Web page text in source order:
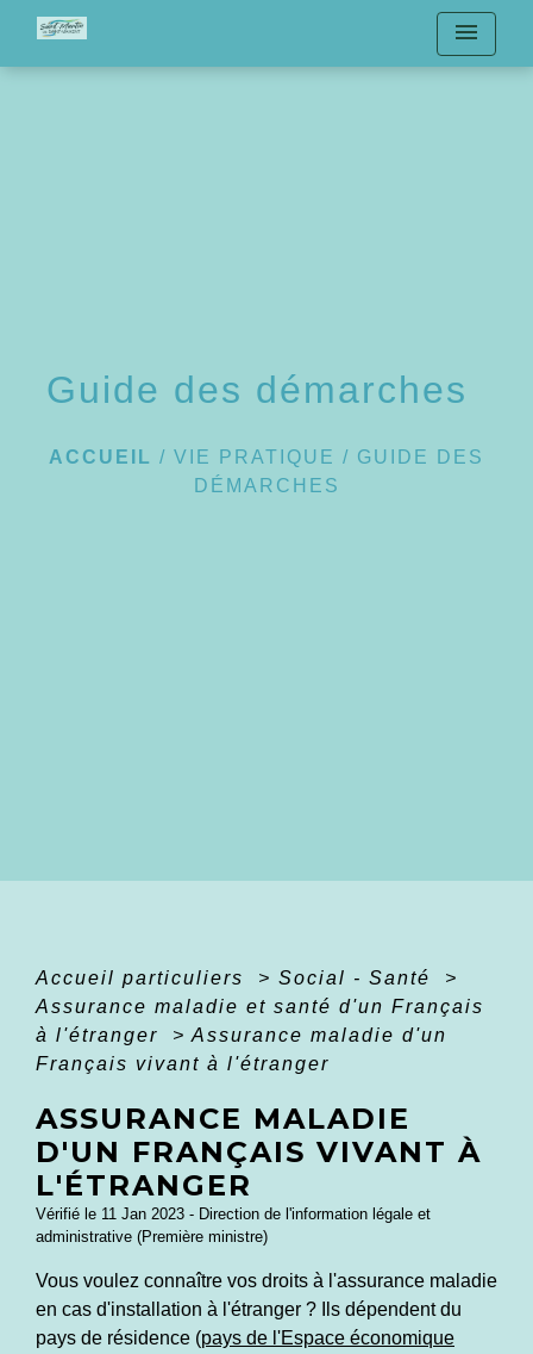
menu
Guide des démarches
ACCUEIL / VIE PRATIQUE / GUIDE DES
DÉMARCHES
Accueil particuliers > Social - Santé
>
Assurance maladie et santé d'un Français
à l'étranger
> Assurance maladie d'un
Français vivant à l'étranger
ASSURANCE MALADIE
D'UN FRANÇAIS VIVANT À
L'ÉTRANGER
Vérifié le 11 Jan 2023 - Direction de l'information légale et
administrative (Première ministre)
Vous voulez connaître vos droits à l'assurance maladie
en cas d'installation à l'étranger ? Ils dépendent du
pays de résidence (pays de l'Espace économique